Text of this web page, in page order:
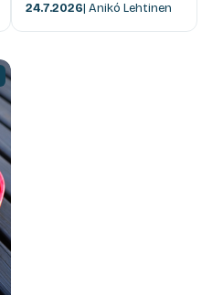
24.7.2026| Anikó Lehtinen